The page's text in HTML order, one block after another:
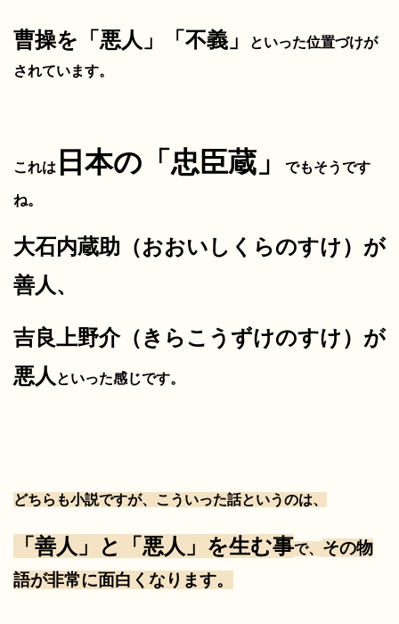
曹操を「悪人」「不義」
といった位置づけが
されています。
これは 日本の「忠臣蔵」 でもそうです
ね。
大石内蔵助（おおいしくらのすけ）が
善人、
吉良上野介（きらこうずけのすけ）が
悪人 といった感じです。
どちらも小説ですが、 こういった話というのは、
「善人」と「悪人」を生む事で、 その物
語が非常に面白くなります。